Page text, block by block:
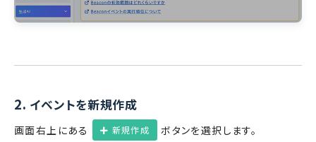
2. イベントを新規作成
画面右上にある 新規作成 ボタンを選択します。